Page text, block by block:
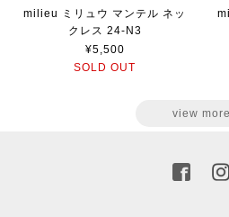
milieu ミリュウ マンテル ネッ
クレス 24-N3
¥5,500
SOLD OUT
view more